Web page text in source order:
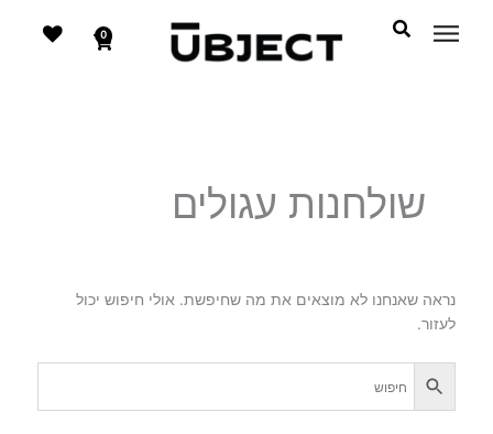
לתוכן
0
עגלת
קניות
שולחנות עגולים
נראה שאנחנו לא מוצאים את מה שחיפשת. אולי חיפוש יכול
לעזור.